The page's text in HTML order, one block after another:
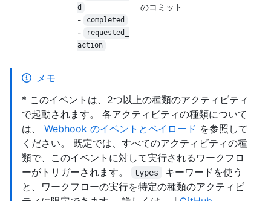
d
- completed
-
requested_
action
のコミット
メモ
* このイベントは、2つ以上の種類のアクティビティ
で起動されます。 各アクティビティの種類について
は、 Webhook のイベントとペイロード を参照して
ください。 既定では、すべてのアクティビティの種
類で、このイベントに対して実行されるワークフロ
ーがトリガーされます。
types
キーワードを使う
と、ワークフローの実行を特定の種類のアクティビ